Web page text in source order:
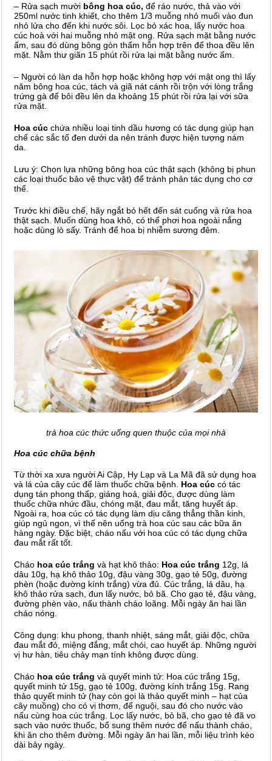
– Rửa sạch mười bông hoa cúc, để ráo nước, thả vào với
250ml nước tinh khiết, cho thêm 1/3 muỗng nhỏ muối vào đun
nhỏ lửa cho đến khi nước sôi. Lọc bỏ xác hoa, lấy nước hoa
cúc hoà với hai muỗng nhỏ mật ong. Rửa sạch mặt bằng nước
ấm, sau đó dùng bông gòn thấm hỗn hợp trên để thoa đều lên
mặt. Nằm thư giãn 15 phút rồi rửa lại mặt bằng nước ấm.
– Người có làn da hỗn hợp hoặc không hợp với mật ong thì lấy
năm bông hoa cúc, tách và giã nát cánh rồi trộn với lòng trắng
trứng gà để bôi đều lên da khoảng 15 phút rồi rửa lại với sữa
rửa mặt.
Hoa cúc chứa nhiều loại tinh dầu hương có tác dụng giúp hạn
chế các sắc tố đen dưới da nên tránh được hiện tượng nám
da.
Lưu ý: Chọn lựa những bông hoa cúc thật sạch (không bị phun
các loại thuốc bảo vệ thực vật) để tránh phản tác dụng cho cơ
thể.
Trước khi điều chế, hãy ngắt bỏ hết đến sát cuống và rửa hoa
thật sạch. Muốn dùng hoa khô, có thể phơi hoa ngoài nắng
hoặc dùng lò sấy. Tránh để hoa bị nhiễm sương đêm.
trà hoa cúc thức uống quen thuộc của mọi nhà
Hoa cúc chữa bệnh
Từ thời xa xưa người Ai Cập, Hy Lạp và La Mã đã sử dụng hoa
và lá của cây cúc để làm thuốc chữa bệnh. Hoa cúc có tác
dụng tán phong thấp, giáng hoả, giải độc, được dùng làm
thuốc chữa nhức đầu, chóng mặt, đau mắt, tăng huyết áp.
Ngoài ra, hoa cúc có tác dụng làm dịu căng thẳng thần kinh,
giúp ngủ ngon, vì thế nên uống trà hoa cúc sau các bữa ăn
hàng ngày. Đặc biệt, cháo nấu với hoa cúc có tác dụng chữa
đau mắt rất tốt.
Cháo hoa cúc trắng và hạt khô thảo: Hoa cúc trắng 12g, lá
dâu 10g, hạ khô thảo 10g, đậu vàng 30g, gạo tẻ 50g, đường
phèn (hoặc đường kính trắng) vừa đủ. Cúc trắng, lá dâu, hạ
khô thảo rửa sạch, đun lấy nước, bỏ bã. Cho gạo tẻ, đậu vàng,
đường phèn vào, nấu thành cháo loãng. Mỗi ngày ăn hai lần
cháo nóng.
Công dụng: khu phong, thanh nhiệt, sáng mắt, giải độc, chữa
đau mắt đỏ, miệng đắng, mắt chói, cao huyết áp. Những người
vị hư hàn, tiêu chảy mạn tính không được dùng.
Cháo hoa cúc trắng và quyết minh tử: Hoa cúc trắng 15g,
quyết minh tử 15g, gạo tẻ 100g, đường kính trắng 15g. Rang
thảo quyết minh tử (hay còn gọi là thảo quyết minh – hạt của
cây muồng) cho có vị thơm, để nguội, sau đó cho nước vào
nấu cùng hoa cúc trắng. Lọc lấy nước, bỏ bã, cho gạo tẻ đã vo
sạch vào nước thuốc, bổ sung thêm nước để nấu thành cháo,
khi ăn cho thêm đường. Mỗi ngày ăn hai lần, mỗi liệu trình kéo
dài bảy ngày.